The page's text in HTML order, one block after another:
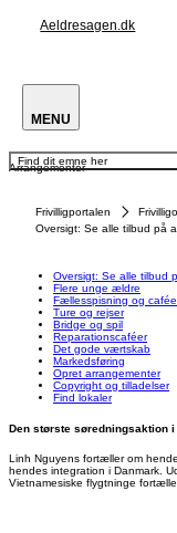
Aeldresagen.dk
MENU
Arrangementer
Find dit emne her
Oversigt: Se alle tilbud på
Ture og rejser
Bridge og spil
Reparationscaféer
Opret arrangementer
Copyright og tilladelser
Find lokaler
Frivilligportalen
Oversigt: Se alle tilbud på
Oversigt: Se alle tilbud
Flere unge ældre
Fællesspisning og
Ture og rejser
Bridge og spil
Reparationscaféer
Det gode værtskab
Markedsføring
Opret arrangementer
Copyright og tilladelser
Find lokaler
Den største søredningsaktion
Linh Nguyens fortæller om
hendes integration i Danmark.
Vietnamesiske flygtninge